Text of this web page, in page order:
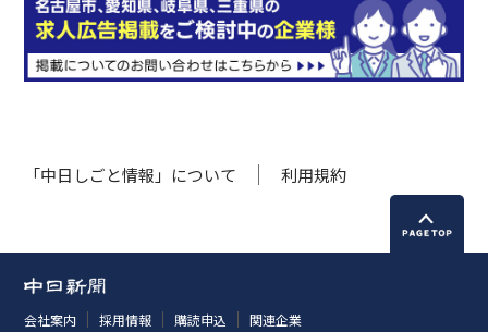
「中日しごと情報」について 利用規約
会社案内 採用情報 購読申込 関連企業